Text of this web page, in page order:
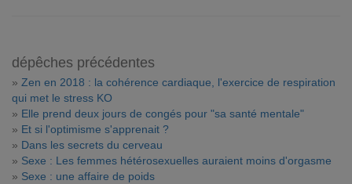
dépêches précédentes
» Zen en 2018 : la cohérence cardiaque, l'exercice de respiration
qui met le stress KO
» Elle prend deux jours de congés pour "sa santé mentale"
» Et si l'optimisme s'apprenait ?
» Dans les secrets du cerveau
» Sexe : Les femmes hétérosexuelles auraient moins d'orgasme
» Sexe : une affaire de poids